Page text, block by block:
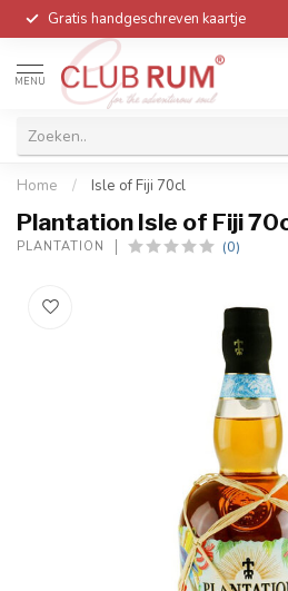
Gratis handgeschreven kaartje
MENU
Home / Isle of Fiji 70cl
Plantation Isle of Fiji
PLANTATION (0)